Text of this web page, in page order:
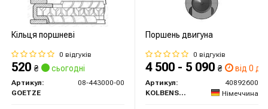
Кільця поршневі
0 відгуків
520 ₴ сьогодні
Артикул:
08-443000-00
GOETZE
Поршень двигуна
0 відгуків
4 500 - 5 090 ₴ від 0 дн.
Артикул:
40892600
KOLBENSCHMIDT
Німеччина